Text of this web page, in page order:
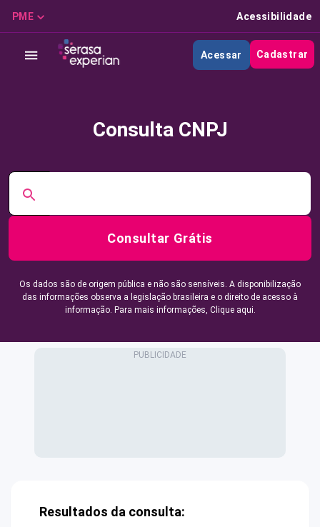
PME Acessibilidade
Acessar Cadastrar
Consulta CNPJ
Consultar Grátis
Os dados são de origem pública e não são sensíveis. A disponibilização
das informações observa a legislação brasileira e o direito de acesso à
informação. Para mais informações, Clique aqui.
Resultados da consulta: